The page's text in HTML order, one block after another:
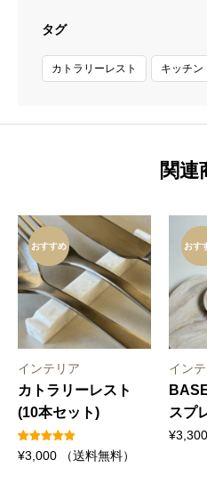
タグ
カトラリーレスト キッチン
関連
インテリア
カトラリーレスト
(10本セット)
1
件の利用者
評価に基づ
¥3,000 （送料無料）
おすすめ
イン
スプ
セッ
¥3,300
おす